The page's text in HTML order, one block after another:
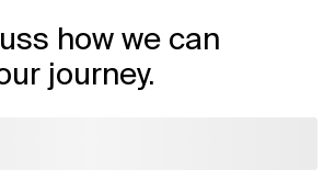
how we can
journey.